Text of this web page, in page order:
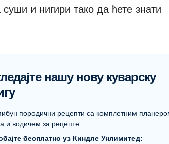
и нигири тако да ћете знати
нашу нову куварску
породични рецепти са комплетним
и водичем за рецепте.
бесплатно уз Киндле Унлимитед: